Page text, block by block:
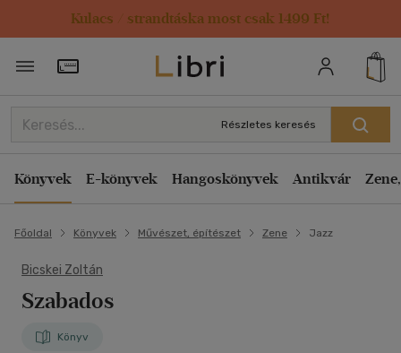
Kulacs / strandtáska most csak 1499 Ft!
Törzsvásárlói Kártya adatai
Részletes keresés
Könyvek E-könyvek Hangoskönyvek Antikvár
Főoldal Könyvek Művészet, építészet Zene Jazz
Bicskei Zoltán
Szabados
Könyv